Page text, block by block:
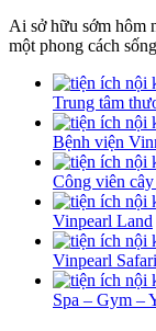
Ai sở hữu sớm hôm
một phong cách
Trung tâm
Bệnh viện
Công viên
Vinpearl Land
Vinpearl Safari
Spa – Gym –